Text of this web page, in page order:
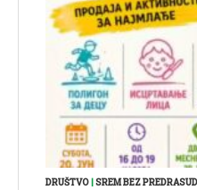
DRUŠTVO SREM BEZ